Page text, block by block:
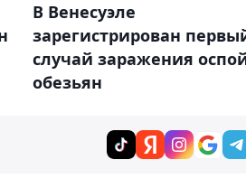
В Венесуэле
зарегистрирован
случай заражения
обезьян